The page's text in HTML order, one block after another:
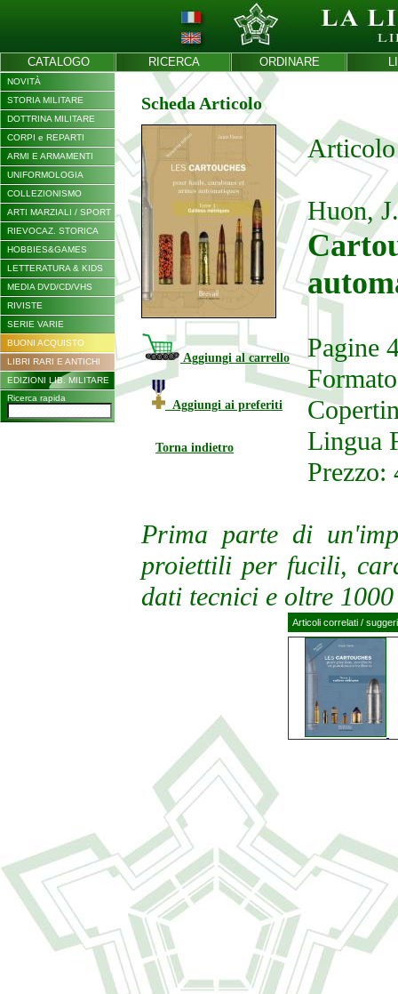
CATALOGO RICERCA ORDINARE
NOVITÀ
STORIA MILITARE
DOTTRINA MILITARE
CORPI e REPARTI
ARMI E ARMAMENTI
UNIFORMOLOGIA
COLLEZIONISMO
ARTI MARZIALI / SPORT
RIEVOCAZ. STORICA
HOBBIES&GAMES
LETTERATURA & KIDS
MEDIA DVD/CD/VHS
RIVISTE
SERIE VARIE
BUONI ACQUISTO
LIBRI RARI E ANTICHI
EDIZIONI LIB. MILITARE
Ricerca rapida
Scheda Articolo
Aggiungi al carrello
Aggiungi ai preferiti
Torna indietro
Articolo
Huon, J.
Pagine
Lingua
Prezzo:
Prima parte di
proiettili per fucili,
dati tecnici e oltre
Articoli correlati /